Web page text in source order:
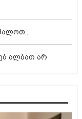
ალბათ არ